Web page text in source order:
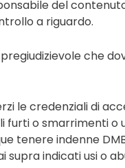
del
a riguardo.
che
le credenziali di
furti o smarrimenti o
tenere indenne
indicati usi o